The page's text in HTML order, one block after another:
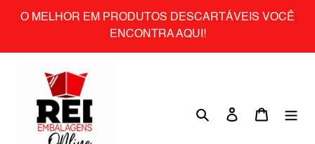
O MELHOR EM PRODUTOS DESCARTÁVEIS VOCÊ
ENCONTRA AQUI!
Search Log in Cart